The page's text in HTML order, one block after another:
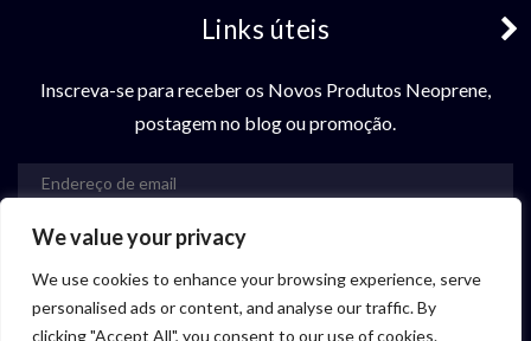
We value your privacy
We use cookies to enhance your browsing experience, serve
personalised ads or content, and analyse our traffic. By
clicking "Accept All", you consent to our use of cookies.
Links úteis
Inscreva-se para receber os Novos Produtos Neoprene,
postagem no blog ou promoção.
Se inscrever
Entre em contato conosco